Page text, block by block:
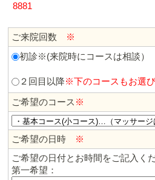
8881
ご来院回数
※
初診※(来院時にコースは相談）
２回目以降※下のコースもお選
ご希望のコース ※
ご希望の日時
※
ご希望の日付とお時間をご記入くだ
第一希望：